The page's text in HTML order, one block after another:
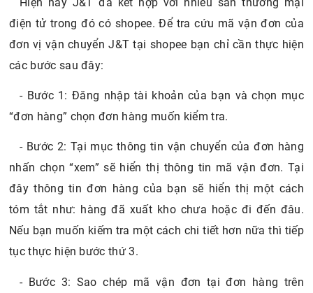
điện tử trong đó có shopee. Để tra cứu mã vận đơn của
đơn vị vận chuyển J&T tại shopee bạn chỉ cần thực hiện
các bước sau đây:
- Bước 1: Đăng nhập tài khoản của bạn và chọn mục
“đơn hàng” chọn đơn hàng muốn kiểm tra.
- Bước 2: Tại mục thông tin vận chuyển của đơn hàng
nhấn chọn “xem” sẽ hiển thị thông tin mã vận đơn. Tại
đây thông tin đơn hàng của bạn sẽ hiển thị một cách
tóm tắt như: hàng đã xuất kho chưa hoặc đi đến đâu.
Nếu bạn muốn kiếm tra một cách chi tiết hơn nữa thì tiếp
tục thực hiện bước thứ 3.
- Bước 3: Sao chép mã vận đơn tại đơn hàng trên